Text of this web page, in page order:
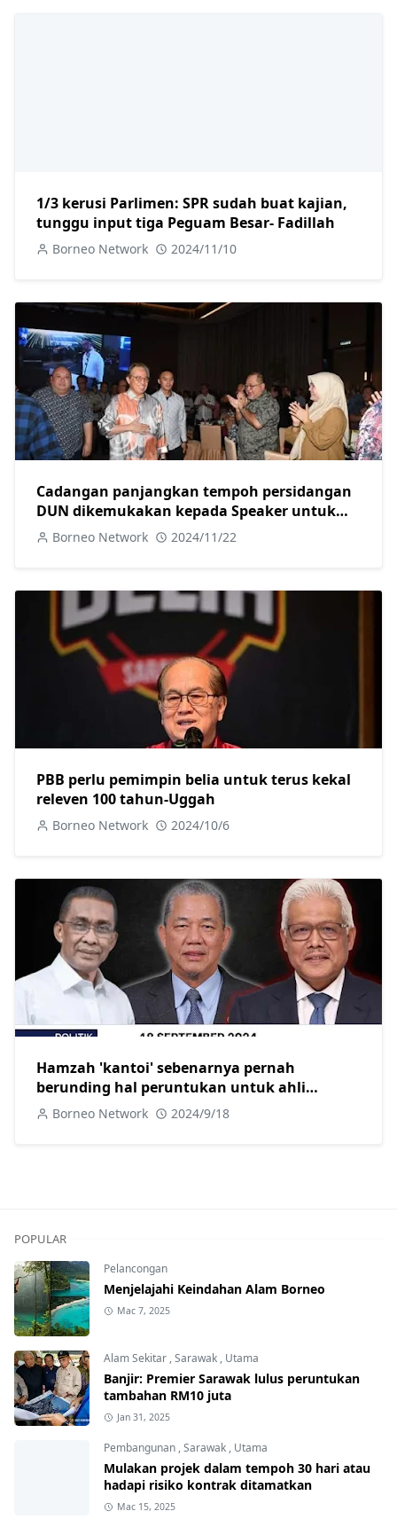
1/3 kerusi Parlimen: SPR sudah buat kajian,
tunggu input tiga Peguam Besar- Fadillah
Borneo Network 2024/11/10
Cadangan panjangkan tempoh persidangan
DUN dikemukakan kepada Speaker untuk
diteliti-Abang Johari
Borneo Network 2024/11/22
PBB perlu pemimpin belia untuk terus kekal
releven 100 tahun-Uggah
Borneo Network 2024/10/6
Hamzah 'kantoi' sebenarnya pernah
berunding hal peruntukan untuk ahli
parlimen pembangkang
Borneo Network 2024/9/18
POPULAR
Pelancongan
Menjelajahi Keindahan Alam Borneo
Mac 7, 2025
Alam Sekitar ,Sarawak , Utama
Banjir: Premier Sarawak lulus peruntukan
tambahan RM10 juta
Jan 31, 2025
Pembangunan ,Sarawak , Utama
Mulakan projek dalam tempoh 30 hari atau
hadapi risiko kontrak ditamatkan
Mac 15, 2025